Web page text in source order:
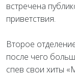
встречена
приветствия.
Второе
после чего
спев свои хиты